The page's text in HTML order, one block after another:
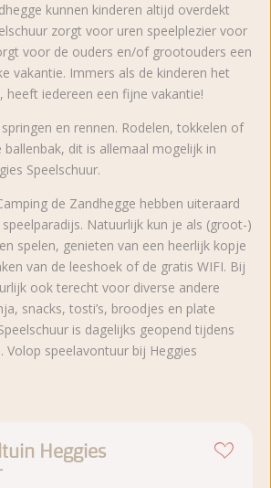
kunnen kinderen altijd overdekt
zorgt voor uren speelplezier voor
voor de ouders en/of grootouders een
vakantie. Immers als de kinderen het
heeft iedereen een fijne vakantie!
en rennen. Rodelen, tokkelen of
dit is allemaal mogelijk in
Speelschuur.
de Zandhegge hebben uiteraard
Natuurlijk kun je als (groot-)
spelen, genieten van een heerlijk kopje
van de leeshoek of de gratis WIFI. Bij
ook terecht voor diverse andere
snacks, tosti’s, broodjes en plate
is dagelijks geopend tijdens
Volop speelavontuur bij Heggies
Heggies